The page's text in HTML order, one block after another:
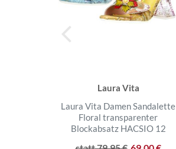
Laura Vita
Laura Vita Damen Sandalette
Floral transparenter
Blockabsatz HACSIO 12